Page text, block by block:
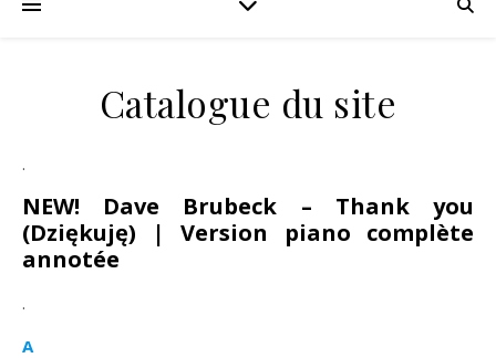
Catalogue du site
.
NEW!
Dave Brubeck – Thank you
(Dziękuję) | Version piano complète
annotée
.
A